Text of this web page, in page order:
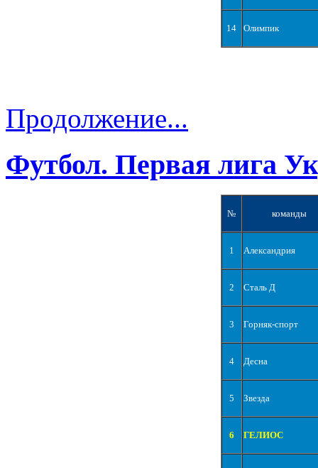
14 Олимпик
Продолжение...
Футбол. Первая лига
№ команды
1 Александрия
2 Сталь Д
3 Горняк-спорт
4 Десна
5 Звезда
6 ГЕЛИОС